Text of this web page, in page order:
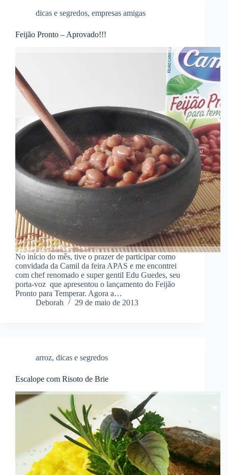
dicas e segredos, empresas amigas
Feijão Pronto – Aprovado!!!
No início do mês, tive o prazer de participar como
convidada da Camil da feira APAS e me encontrei
com chef renomado e super gentil Edu Guedes, seu
porta-voz que apresentou o lançamento do Feijão
Pronto para Temperar. Agora a…
Deborah
29 de maio de 2013
arroz, dicas e segredos
Escalope com Risoto de Brie